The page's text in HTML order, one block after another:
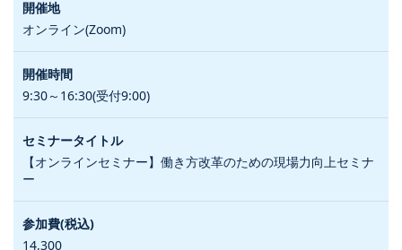
オンライン(Zoom)
9:30～16:30(受付9:00)
【オンラインセミナー】働き方改革のための現場力向上セミナ
ー
14,300